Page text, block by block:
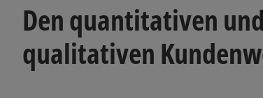
Den quantitativen und
qualitativen